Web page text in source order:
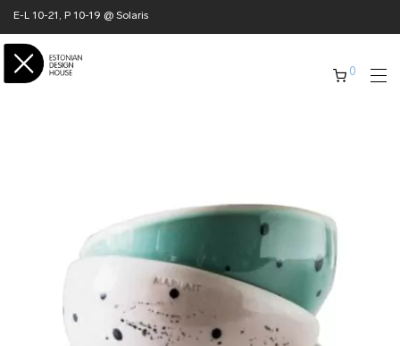
E-L 10-21, P 10-19 @ Solaris
0